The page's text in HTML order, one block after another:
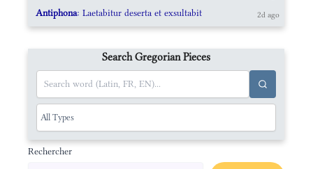
Antiphona: Laetabitur deserta et exsultabit 2d ago
Search Gregorian Pieces
Rechercher